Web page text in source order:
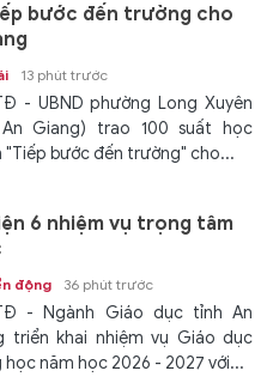
bước đến trường cho
13 phút trước
- UBND phường Long Xuyên
Giang) trao 100 suất học
"Tiếp bước đến trường" cho...
6 nhiệm vụ trọng tâm
động 36 phút trước
- Ngành Giáo dục tỉnh An
triển khai nhiệm vụ Giáo dục
học năm học 2026 - 2027 với...